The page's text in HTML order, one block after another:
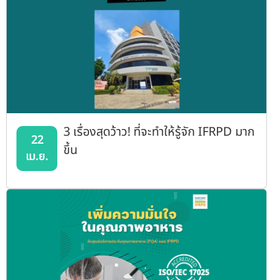
22
เม.ย.
3 เรื่องสุดว้าว! ที่จะทำให้รู้จัก IFRPD มาก
ขึ้น